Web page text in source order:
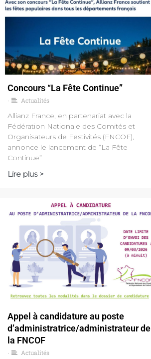
Concours “La Fête Continue”
• Actualités
Allianz France, en partenariat avec la
Fédération Nationale des Comités et
Organisateurs de Festivités (FNCOF),
annonce le lancement de “La Fête
Continue”
Lire plus >
Appel à candidature au poste
d’administratrice/administrateur de
la FNCOF
• Actualités